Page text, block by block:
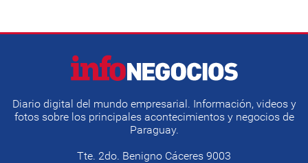
Diario digital del mundo empresarial. Información, videos y
fotos sobre los principales acontecimientos y negocios de
Paraguay.
Tte. 2do. Benigno Cáceres 9003